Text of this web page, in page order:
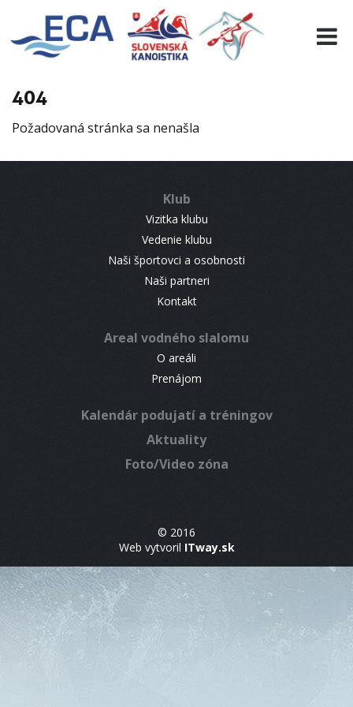
404
Požadovaná stránka sa nenašla
Klub
Vizitka klubu
Vedenie klubu
Naši športovci a osobnosti
Naši partneri
Kontakt
Areal vodného slalomu
O areáli
Prenájom
Kalendár podujatí a tréningov
Aktuality
Foto/Video zóna
© 2016
Web vytvoril ITway.sk
EURO 19
INFO
RESULTS
CONTACT